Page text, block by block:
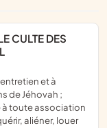
de Jéhovah ;
à toute association
aliéner, louer